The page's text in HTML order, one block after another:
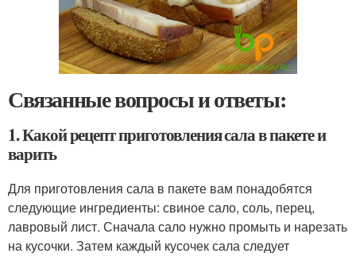
Связанные вопросы и ответы:
1. Какой рецепт приготовления сала в пакете и
варить
Для приготовления сала в пакете вам понадобятся
следующие ингредиенты: свиное сало, соль, перец,
лавровый лист. Сначала сало нужно промыть и нарезать
на кусочки. Затем каждый кусочек сала следует